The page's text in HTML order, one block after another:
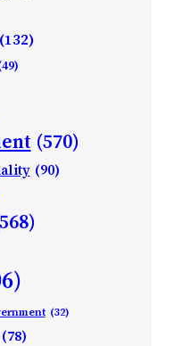
(132)
(570)
(90)
(32)
(78)